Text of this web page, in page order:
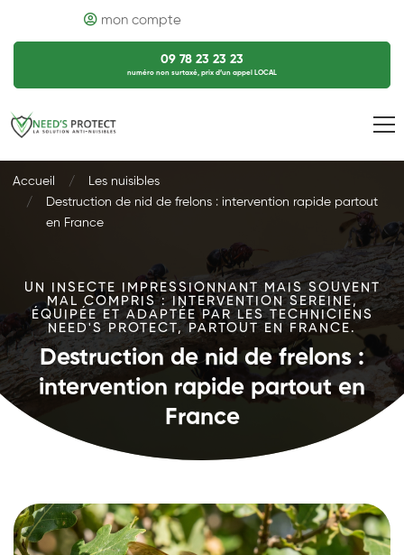
mon compte
09 78 23 23 23
numéro non surtaxé, prix d’un appel LOCAL
Accueil
Les nuisibles
Destruction de nid de frelons : intervention rapide partout
en France
UN INSECTE IMPRESSIONNANT MAIS SOUVENT
MAL COMPRIS : INTERVENTION SEREINE,
ÉQUIPÉE ET ADAPTÉE PAR LES TECHNICIENS
NEED'S PROTECT, PARTOUT EN FRANCE.
Destruction de nid de frelons :
intervention rapide partout en
France